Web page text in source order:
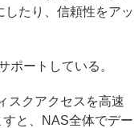
したり、信頼性をアッ
ートしている。
スクアクセスを高速
と、NAS全体でデー